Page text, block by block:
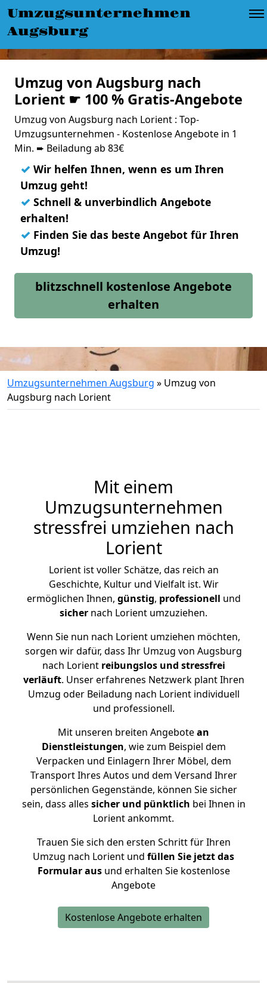
Umzugsunternehmen
Augsburg
Umzug von Augsburg nach
Lorient ☛ 100 % Gratis-Angebote
Umzug von Augsburg nach Lorient : Top-
Umzugsunternehmen - Kostenlose Angebote in 1
Min. ➨ Beiladung ab 83€
✓ Wir helfen Ihnen, wenn es um Ihren
Umzug geht!
✓ Schnell & unverbindlich Angebote
erhalten!
✓ Finden Sie das beste Angebot für Ihren
Umzug!
blitzschnell kostenlose Angebote
erhalten
Umzugsunternehmen Augsburg » Umzug von
Augsburg nach Lorient
Mit einem
Umzugsunternehmen
stressfrei umziehen nach
Lorient
Lorient ist voller Schätze, das reich an
Geschichte, Kultur und Vielfalt ist. Wir
ermöglichen Ihnen, günstig, professionell und
sicher nach Lorient umzuziehen.
Wenn Sie nun nach Lorient umziehen möchten,
sorgen wir dafür, dass Ihr Umzug von Augsburg
nach Lorient reibungslos und stressfrei
verläuft. Unser erfahrenes Netzwerk plant Ihren
Umzug oder Beiladung nach Lorient individuell
und professionell.
Mit unseren breiten Angebotean
Dienstleistungen, wie zum Beispiel dem
Verpacken und Einlagern Ihrer Möbel, dem
Transport Ihres Autos und dem Versand Ihrer
persönlichen Gegenstände, können Sie sicher
sein, dass alles sicher und pünktlich bei Ihnen in
Lorient ankommt.
Trauen Sie sich den ersten Schritt für Ihren
Umzug nach Lorient und füllen Sie jetzt das
Formular ausund erhalten Sie kostenlose
Angebote
Kostenlose Angebote erhalten